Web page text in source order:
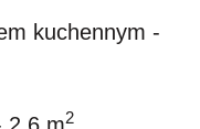
kuchennym -
2